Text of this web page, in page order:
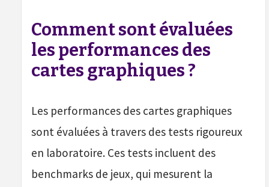
Comment sont évaluées
les performances des
cartes graphiques ?
Les performances des cartes graphiques
sont évaluées à travers des tests rigoureux
en laboratoire. Ces tests incluent des
benchmarks de jeux, qui mesurent la